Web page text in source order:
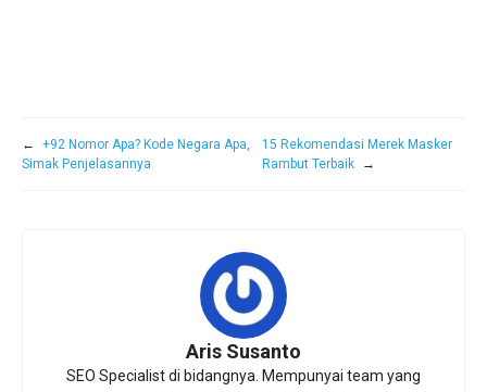
←
+92 Nomor Apa? Kode Negara Apa,
Simak Penjelasannya
15 Rekomendasi Merek Masker
Rambut Terbaik
→
Aris Susanto
SEO Specialist di bidangnya. Mempunyai team yang